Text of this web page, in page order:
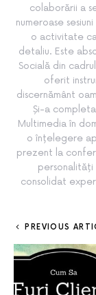
colaborării a
numeroase
o activitate
detaliu. Este
Socială din
oferit
discernământ
Și-a
Multimedia în
o înțelegere
prezent la
consolidat
PREVIOUS